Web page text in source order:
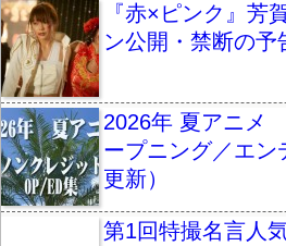
『赤×ピンク』芳
ン公開・禁断の予
2026年 夏アニメ
ープニング／エン
更新）
第1回特撮名言人